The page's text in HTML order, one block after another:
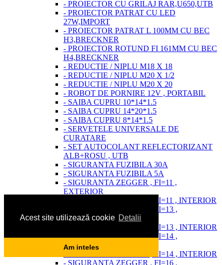
Acest site utilizează cookie Detalii
Am inteles
- PROIECTOR CU GRILAJ RAR,U650,UTB
- PROIECTOR PATRAT CU LED
27W,IMPORT
- PROIECTOR PATRAT L 100MM CU BEC
H3,BRECKNER
- PROIECTOR ROTUND FI 161MM CU BEC
H4,BRECKNER
- REDUCTIE / NIPLU M18 X 18
- REDUCTIE / NIPLU M20 X 1/2
- REDUCTIE / NIPLU M20 X 20
- ROBOT DE PORNIRE 12V , PORTABIL
- SAIBA CUPRU 10*14*1.5
- SAIBA CUPRU 14*20*1.5
- SAIBA CUPRU 8*14*1.5
- SERVETELE UNIVERSALE DE
CURATARE
- SET AUTOCOLANT REFLECTORIZANT
ALB+ROSU , UTB
- SIGURANTA FUZIBILA 30A
- SIGURANTA FUZIBILA 5A
- SIGURANTA ZEGGER , FI=11 ,
EXTERIOR
- SIGURANTA ZEGGER , FI=11 , INTERIOR
- SIGURANTA ZEGGER , FI=13 ,
EXTERIOR
- SIGURANTA ZEGGER , FI=13 , INTERIOR
- SIGURANTA ZEGGER , FI=14 ,
EXTERIOR
- SIGURANTA ZEGGER , FI=14 , INTERIOR
- SIGURANTA ZEGGER , FI=16 ,